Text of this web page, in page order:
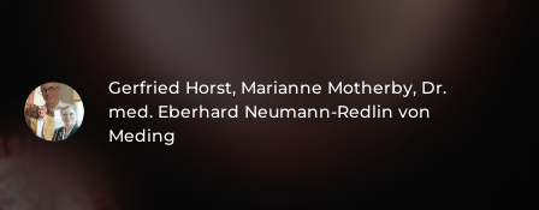
Gerfried Horst, Marianne Motherby, Dr.
med. Eberhard Neumann-Redlin von
Meding